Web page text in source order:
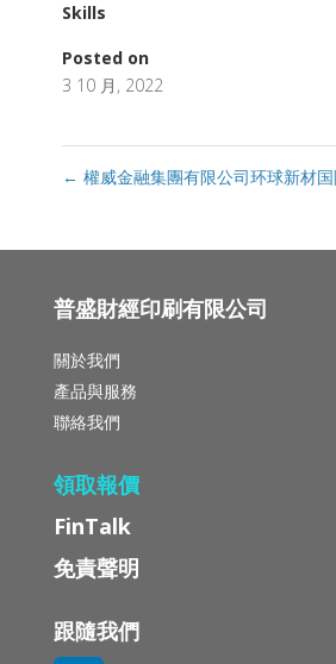
Skills
Posted on
3 10 月, 2022
← 權威金融集團有限公司环球新材
普盛財經印刷有限公司
關於我們
產品與服務
聯絡我們
領取報價
FinTalk
免責聲明
跟隨我們